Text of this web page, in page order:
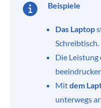
Beispiele
Das Laptop
Schreibtisch.
Die Leistung
Mitdem
unterwegs